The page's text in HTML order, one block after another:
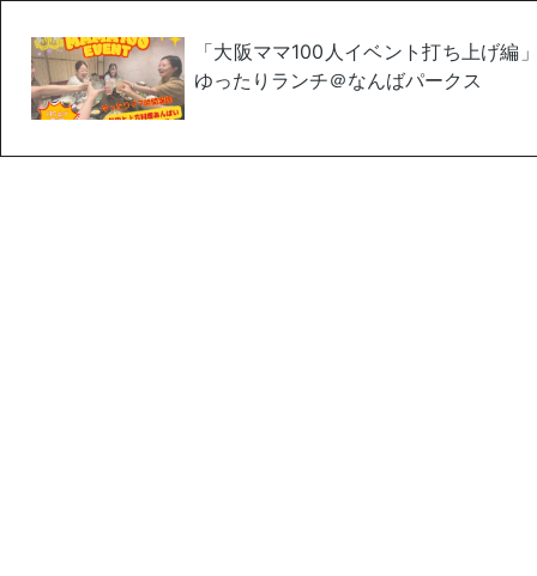
「大阪ママ100人イベント打ち上げ
ゆったりランチ＠なんばパークス